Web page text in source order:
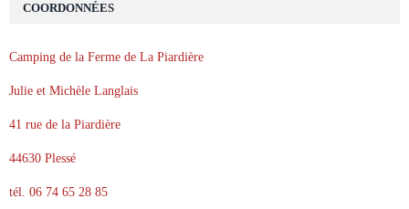
COORDONNÉES
Camping de la Ferme de La Piardière
Julie et Michèle Langlais
41 rue de la Piardière
44630 Plessé
tél. 06 74 65 28 85